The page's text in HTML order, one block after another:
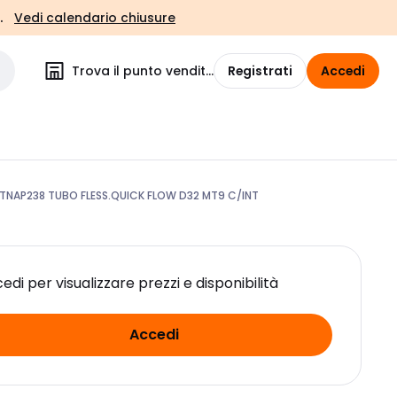
Vedi calendario chiusure
Trova il punto vendita Registrati Accedi
TUBO FLESS.QUICK FLOW D32 MT9 C/INT
per visualizzare prezzi e disponibilità
Accedi